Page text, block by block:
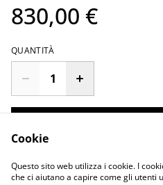
830,00 €
QUANTITÀ
Cookie
Questo sito web utilizza i cookie. I
che ci aiutano a capire come gli utenti